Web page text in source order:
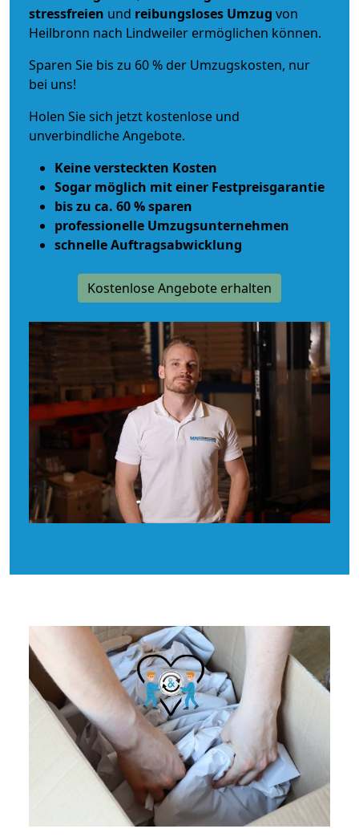
stressfreien und reibungsloses Umzug von
Heilbronn nach Lindweiler ermöglichen können.
Sparen Sie bis zu 60 % der Umzugskosten, nur
bei uns!
Holen Sie sich jetzt kostenlose und
unverbindliche Angebote.
Keine versteckten Kosten
Sogar möglich mit einer Festpreisgarantie
bis zu ca. 60 % sparen
professionelle Umzugsunternehmen
schnelle Auftragsabwicklung
Kostenlose Angebote erhalten